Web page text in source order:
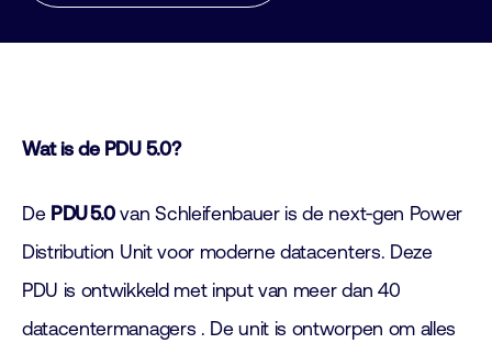
Wat is de PDU 5.0?
De PDU 5.0van Schleifenbauer is de next‑gen Power
Distribution Unit voor moderne datacenters. Deze
PDU is ontwikkeld met input van meer dan 40
datacentermanagers . De unit is ontworpen om alles